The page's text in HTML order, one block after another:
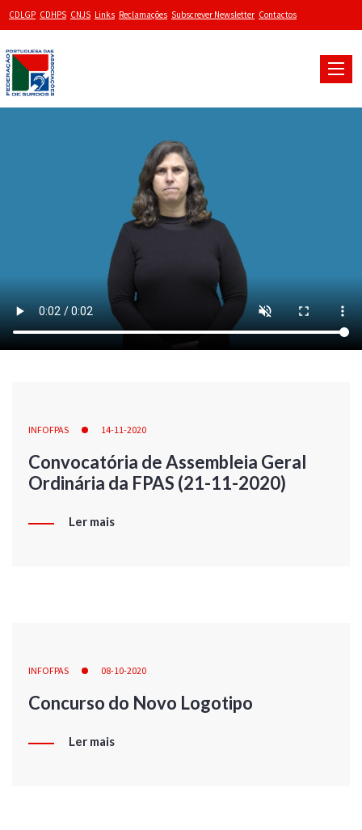
CDLGP CDHPS CNJS Links Reclamações Subscrever Newsletter Contactos
Toggle
INFOFPAS 14-11-2020
Convocatória de Assembleia Geral
Ordinária da FPAS (21-11-2020)
Ler mais
INFOFPAS 08-10-2020
Concurso do Novo Logotipo
Ler mais